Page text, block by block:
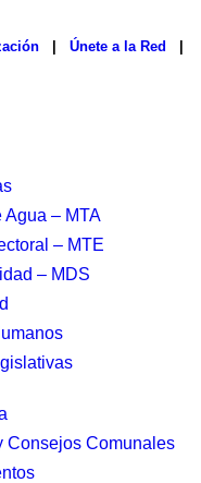
Únete a la Red
Agua – MTA
– MTE
– MDS
Consejos Comunales